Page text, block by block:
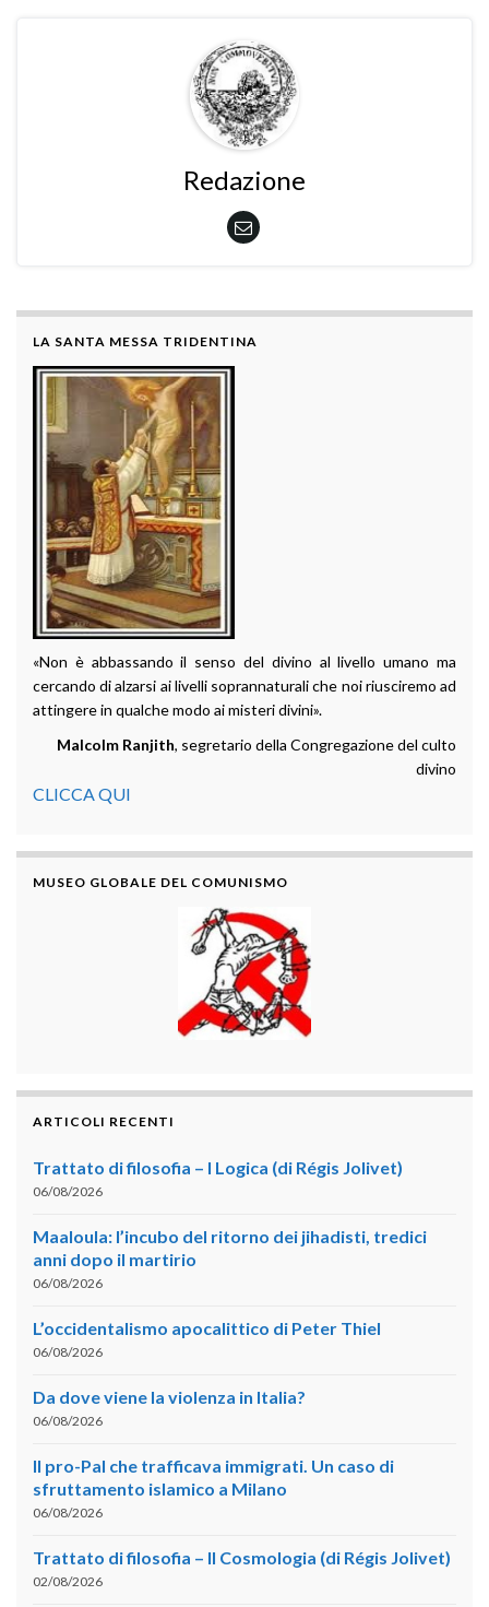
Redazione
LA SANTA MESSA TRIDENTINA
«Non è abbassando il senso del divino al livello umano ma
cercando di alzarsi ai livelli soprannaturali che noi riusciremo ad
attingere in qualche modo ai misteri divini».
Malcolm Ranjith, segretario della Congregazione del culto
divino
CLICCA QUI
MUSEO GLOBALE DEL COMUNISMO
ARTICOLI RECENTI
Trattato di filosofia – I Logica (di Régis Jolivet)
06/08/2026
Maaloula: l’incubo del ritorno dei jihadisti, tredici
anni dopo il martirio
06/08/2026
L’occidentalismo apocalittico di Peter Thiel
06/08/2026
Da dove viene la violenza in Italia?
06/08/2026
Il pro-Pal che trafficava immigrati. Un caso di
sfruttamento islamico a Milano
06/08/2026
Trattato di filosofia – II Cosmologia (di Régis Jolivet)
02/08/2026